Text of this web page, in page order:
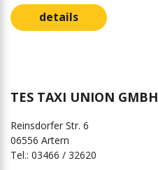
details
TES TAXI UNION GMBH
Reinsdorfer Str. 6
06556 Artern
Tel.: 03466 / 32620